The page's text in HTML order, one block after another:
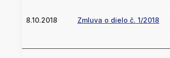
8.10.2018 Zmluva o dielo č. 1/2018